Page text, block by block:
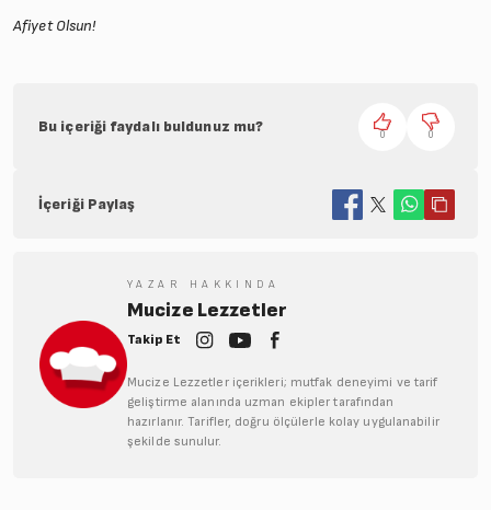
Afiyet Olsun!
Bu içeriği faydalı buldunuz mu? 0 0
İçeriği Paylaş
YAZAR HAKKINDA
Mucize Lezzetler
Takip Et
Mucize Lezzetler içerikleri; mutfak deneyimi ve tarif
geliştirme alanında uzman ekipler tarafından
hazırlanır. Tarifler, doğru ölçülerle kolay uygulanabilir
şekilde sunulur.